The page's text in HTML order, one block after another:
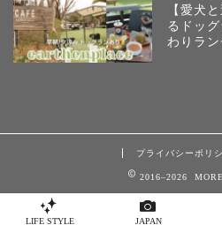
【愛犬
るドッ
わりラ
プライバシーポリ
2016–2026
LIFE STYLE JAPAN